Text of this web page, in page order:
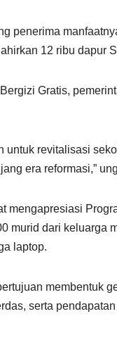
penerima
12 ribu dapur
Gratis,
untuk revitalisasi
era reformasi,”
mengapresiasi
murid dari keluarga
laptop.
membentuk
serta